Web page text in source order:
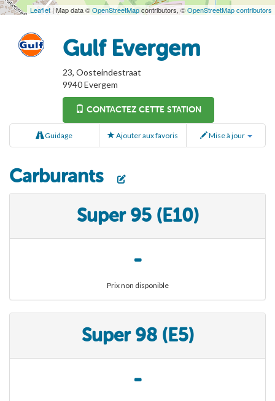
Leaflet | Map data ©OpenStreetMapcontributors, ©OpenStreetMap contributors
Gulf Evergem
23, Oosteindestraat
9940Evergem
CONTACTEZ CETTE STATION
Guidage Ajouter aux favoris Mise à jour
Carburants
Super 95 (E10)
-
Prix non disponible
Super 98 (E5)
-